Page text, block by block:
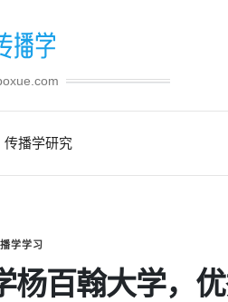
传播学研究
学学习
杨百翰大学，